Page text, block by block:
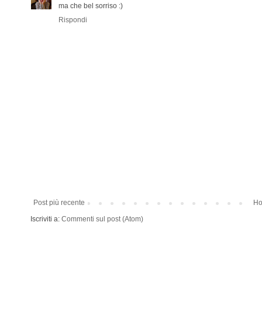
ma che bel sorriso :)
Rispondi
Post più recente
Iscriviti a: Commenti sul post (Atom)